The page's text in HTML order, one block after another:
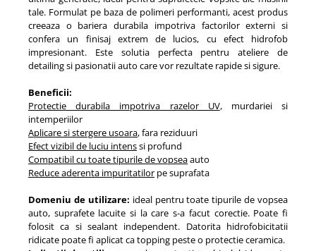
tale. Formulat pe baza de polimeri performanti, acest produs
creeaza o bariera durabila impotriva factorilor externi si
confera un finisaj extrem de lucios, cu efect hidrofob
impresionant. Este solutia perfecta pentru ateliere de
detailing si pasionatii auto care vor rezultate rapide si sigure.
Beneficii:
Protectie durabila impotriva razelor UV, murdariei si
intemperiilor
Aplicare si stergere usoara, fara reziduuri
Efect vizibil de luciu intenssi profund
Compatibil cu toate tipurile de vopseaauto
Reduce aderenta impuritatilor pe suprafata
Domeniu de utilizare: ideal pentru toate tipurile de vopsea
auto, suprafete lacuite si la care s-a facut corectie. Poate fi
folosit ca si sealant independent. Datorita hidrofobicitatii
ridicate poate fi aplicat ca topping peste o protectie ceramica.